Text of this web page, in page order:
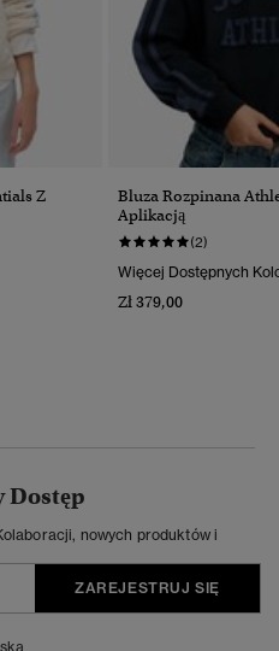
Z
Bluza Rozpinana
Aplikacją
(2)
Więcej Dostępnych
Zł 379,00
Dostęp
nowych produktów i
ZAREJESTRUJ SIĘ